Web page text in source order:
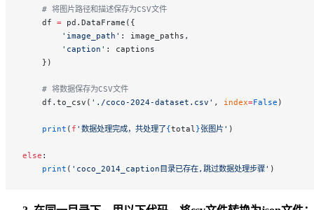
    # 将图片路径和描述保存为CSV文件
    df
= pd.DataFrame({
        'image_path'
: image_paths,
        'caption'
: captions
    })
    # 将数据保存为CSV文件
    df.to_csv(
'./coco-2024-dataset.csv' , index=False )
    print
( f '数据处理完成，共处理了{total}张图片' )
else :
    print
( 'coco_2014_caption目录已存在,跳过数据处理步骤' )